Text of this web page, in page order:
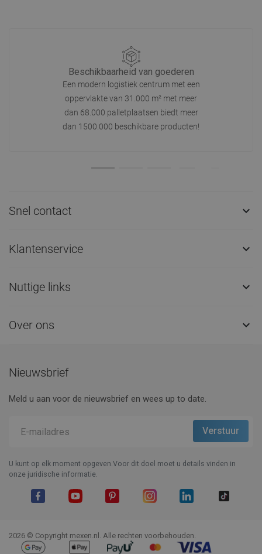
Beschikbaarheid van goederen
Een modern logistiek centrum met een
oppervlakte van 31.000 m² met meer
dan 68.000 palletplaatsen biedt meer
dan 1500.000 beschikbare producten!
Snel contact 
Klantenservice 
Nuttige links 
Over ons 
Nieuwsbrief
Meld u aan voor de nieuwsbrief en wees up to date.
U kunt op elk moment opgeven.Voor dit doel moet u details vinden in
onze juridische informatie.
2026 © Copyright mexen.nl. Alle rechten voorbehouden.